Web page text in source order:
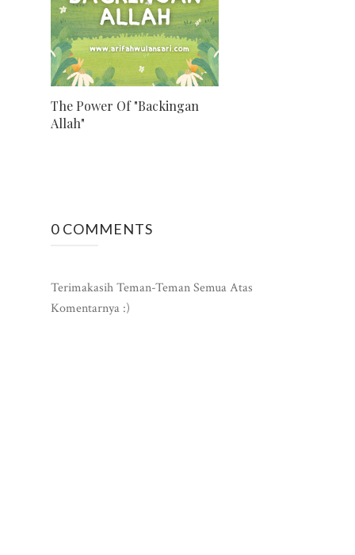
The Power Of "Backingan
Allah"
0 COMMENTS
Terimakasih Teman-Teman Semua Atas
Komentarnya :)